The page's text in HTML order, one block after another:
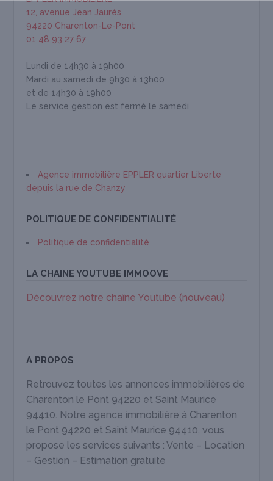
12, avenue Jean Jaurès
94220 Charenton-Le-Pont
01 48 93 27 67
Lundi de 14h30 à 19h00
Mardi au samedi de 9h30 à 13h00
et de 14h30 à 19h00
Le service gestion est fermé le samedi
Agence immobilière EPPLER quartier Liberte
depuis la rue de Chanzy
POLITIQUE DE CONFIDENTIALITÉ
Politique de confidentialité
LA CHAINE YOUTUBE IMMOOVE
Découvrez notre chaîne Youtube (nouveau)
A PROPOS
Retrouvez toutes les annonces immobilières de
Charenton le Pont 94220 et Saint Maurice
94410. Notre agence immobilière à Charenton
le Pont 94220 et Saint Maurice 94410, vous
propose les services suivants : Vente – Location
– Gestion – Estimation gratuite